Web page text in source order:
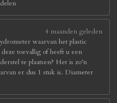
4 maanden geleden
waarvan het plastic
toevallig of heeft u een
te plaatsen? Het is zo’n
er dus 1 stuk is. Diameter